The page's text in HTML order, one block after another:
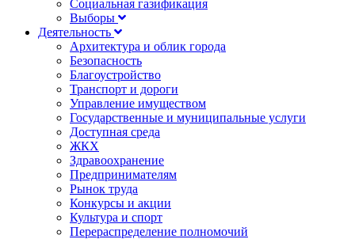
Социальная газификация
Выборы
Деятельность
Архитектура и облик города
Безопасность
Благоустройство
Транспорт и дороги
Управление имуществом
Государственные и муниципальные услуги
Доступная среда
ЖКХ
Здравоохранение
Предпринимателям
Рынок труда
Конкурсы и акции
Культура и спорт
Перераспределение полномочий